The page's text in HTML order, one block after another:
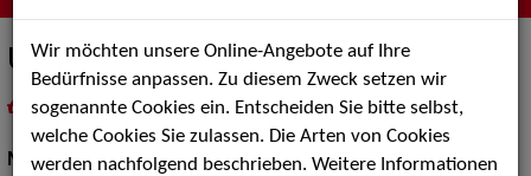
Una S.
als PDF speichern
inMeine Merklistelegen
Models / Werbung:Fotomodell, Mannequin
Wir möchten unsere Online-Angebote auf Ihre
Bedürfnisse anpassen. Zu diesem Zweck setzen wir
sogenannte Cookies ein. Entscheiden Sie bitte selbst,
welche Cookies Sie zulassen. Die Arten von Cookies
werden nachfolgend beschrieben. Weitere Informationen